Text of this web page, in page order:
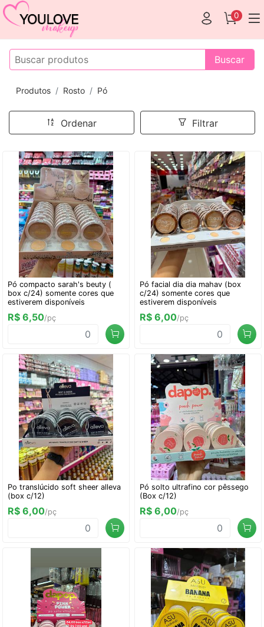
0
Buscar
Produtos Rosto Pó
Ordenar Filtrar
Pó compacto sarah's beuty (
box c/24) somente cores que
estiverem disponíveis
R$ 6,50/pç
Pó facial dia dia mahav (box
c/24) somente cores que
estiverem disponíveis
R$ 6,00/pç
Po translúcido soft sheer alleva
(box c/12)
R$ 6,00/pç
Pó solto ultrafino cor pêssego
(Box c/12)
R$ 6,00/pç